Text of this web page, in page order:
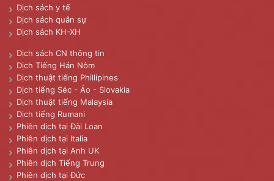
Dịch sách y tế
Dịch sách quân sự
Dịch sách KH-XH
Dịch sách CN thông tin
Dịch Tiếng Hán Nôm
Dịch thuật tiếng Phillipines
Dịch tiếng Séc - Áo - Slovakia
Dịch thuật tiếng Malaysia
Dịch tiếng Rumani
Phiên dịch tại Đài Loan
Phiên dịch tại Italia
Phiên dịch tại Anh UK
Phiên dịch Tiếng Trung
Phiên dịch tại Đức